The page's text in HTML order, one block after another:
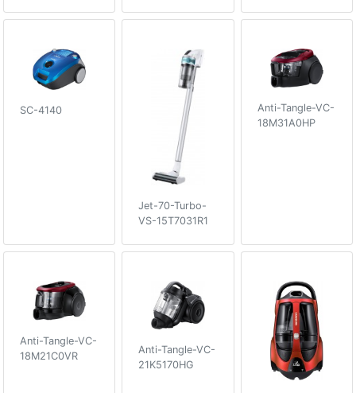
SC-4140
Jet-70-Turbo-
VS-15T7031R1
Anti-Tangle-VC-
18M31A0HP
Anti-Tangle-VC-
18M21C0VR
Anti-Tangle-VC-
21K5170HG